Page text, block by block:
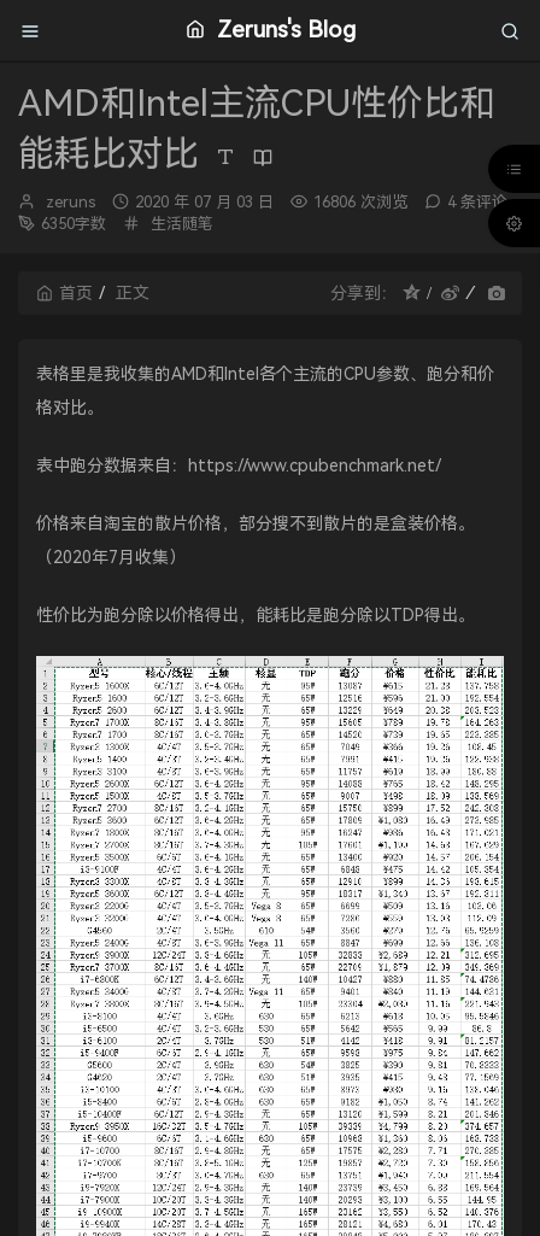
Zeruns's Blog
AMD和Intel主流CPU性价比和
能耗比对比
博
主：
zeruns
发
布
2020 年 07 月 03 日 16806 次浏览
4 条评论
6350字数
分
生活随笔
首页 正文 分享到：
表格里是我收集的AMD和Intel各个主流的CPU参数、跑分和价
格对比。
表中跑分数据来自： https://www.cpubenchmark.net/
价格来自淘宝的散片价格，部分搜不到散片的是盒装价格。
（2020年7月收集）
性价比为跑分除以价格得出，能耗比是跑分除以TDP得出。